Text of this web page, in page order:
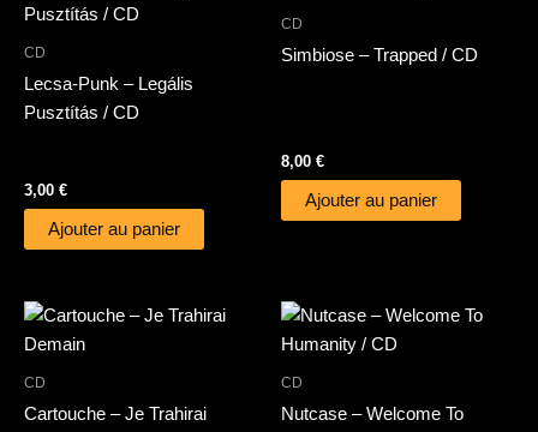
CD
Lecsa-Punk – Legális
Pusztítás / CD
3,00 €
Ajouter au panier
CD
Simbiose – Trapped / CD
8,00 €
Ajouter au panier
CD
Cartouche – Je Trahirai
CD
Nutcase – Welcome To